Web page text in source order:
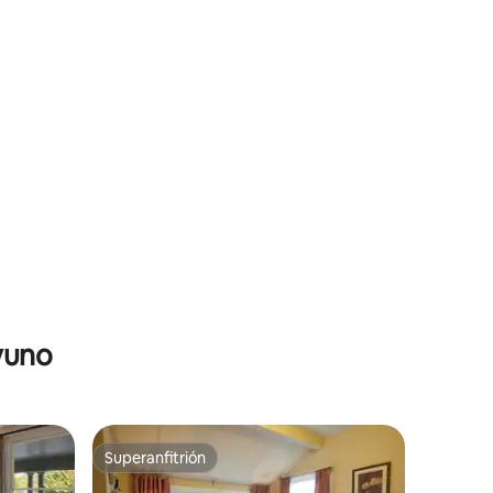
Superanfitrión
Superanfitrión